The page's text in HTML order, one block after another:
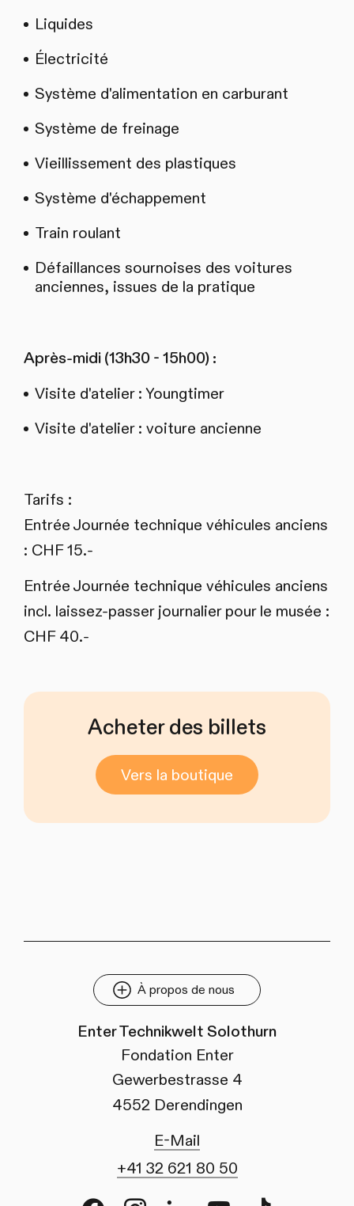
Liquides
Électricité
Système d'alimentation en carburant
Système de freinage
Vieillissement des plastiques
Système d'échappement
Train roulant
Défaillances sournoises des voitures
anciennes, issues de la pratique
Après-midi (13h30 - 15h00) :
Visite d'atelier : Youngtimer
Visite d'atelier : voiture ancienne
Tarifs :
Entrée Journée technique véhicules anciens
: CHF 15.-
Entrée Journée technique véhicules anciens
incl. laissez-passer journalier pour le musée :
CHF 40.-
Acheter des billets
Vers la boutique
À propos de nous
Enter Technikwelt Solothurn
Fondation Enter
Gewerbestrasse 4
4552 Derendingen
E-Mail
+41 32 621 80 50